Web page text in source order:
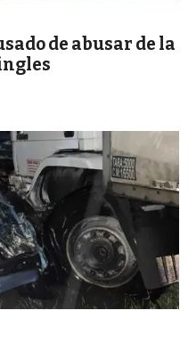
de abusar de la